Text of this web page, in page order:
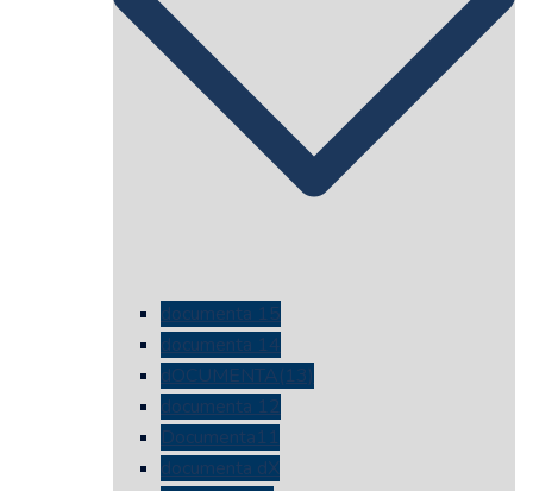
documenta 15
documenta 14
dOCUMENTA(13)
documenta 12
Documenta11
documenta dX